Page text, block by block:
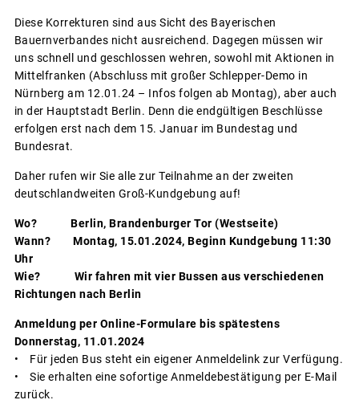
Diese Korrekturen sind aus Sicht des Bayerischen
Bauernverbandes nicht ausreichend. Dagegen müssen wir
uns schnell und geschlossen wehren, sowohl mit Aktionen in
Mittelfranken (Abschluss mit großer Schlepper-Demo in
Nürnberg am 12.01.24 – Infos folgen ab Montag), aber auch
in der Hauptstadt Berlin. Denn die endgültigen Beschlüsse
erfolgen erst nach dem 15. Januar im Bundestag und
Bundesrat.
Daher rufen wir Sie alle zur Teilnahme an der zweiten
deutschlandweiten Groß-Kundgebung auf!
Wo? Berlin, Brandenburger Tor (Westseite)
Wann? Montag, 15.01.2024, Beginn Kundgebung 11:30
Uhr
Wie? Wir fahren mit vier Bussen aus verschiedenen
Richtungen nach Berlin
Anmeldung per Online-Formulare bis spätestens
Donnerstag, 11.01.2024
• Für jeden Bus steht ein eigener Anmeldelink zur Verfügung.
• Sie erhalten eine sofortige Anmeldebestätigung per E-Mail
zurück.